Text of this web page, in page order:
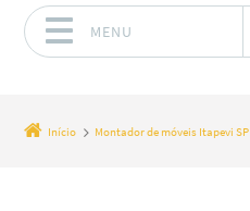
MENU
Início Montador de móveis Itapevi SP